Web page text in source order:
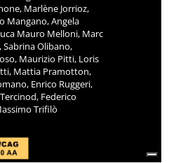
Marlène Jorrioz,
Mangano, Angela
Mauro Melloni, Marc
Olibano,
Maurizio Pitti, Loris
Mattia Pramotton,
Enrico Ruggeri,
Federico
Trifilò